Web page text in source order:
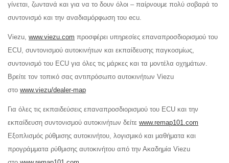
γίνεται, ζωντανά και για να το δουν όλοι – παίρνουμε πολύ σοβαρά το
συντονισμό και την αναδιαμόρφωση του ecu.
Viezu, www.viezu.com προσφέρει υπηρεσίες επαναπροσδιορισμού του
ECU, συντονισμού αυτοκινήτων και εκπαίδευσης παγκοσμίως,
συντονισμό του ECU για όλες τις μάρκες και τα μοντέλα οχημάτων.
Βρείτε τον τοπικό σας αντιπρόσωπο αυτοκινήτων Viezu
στο www.viezu/dealer-map
Για όλες τις εκπαιδεύσεις επαναπροσδιορισμού του ECU και την
εκπαίδευση συντονισμού αυτοκινήτων δείτε www.remap101.com
Εξοπλισμός ρύθμισης αυτοκινήτου, λογισμικό και μαθήματα και
προγράμματα ρύθμισης αυτοκινήτου από την Ακαδημία Viezu